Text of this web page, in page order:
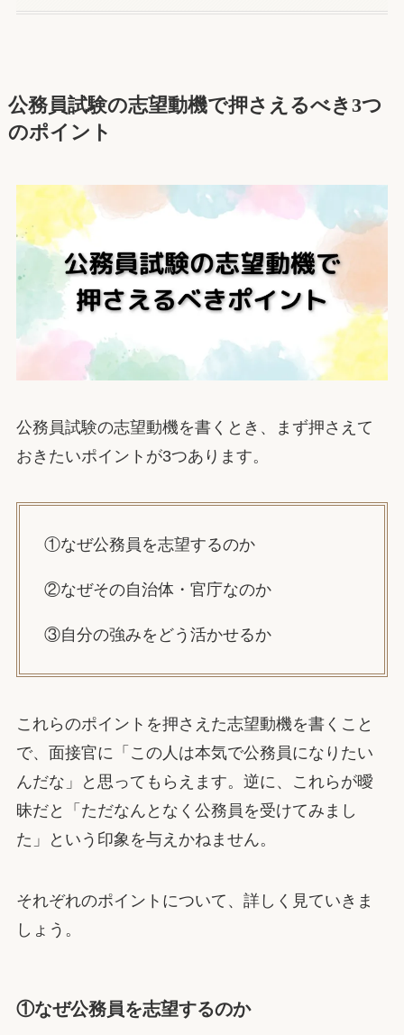
公務員試験の志望動機で押さえるべき3つ
のポイント
公務員試験の志望動機を書くとき、まず押さえて
おきたいポイントが3つあります。
①なぜ公務員を志望するのか
②なぜその自治体・官庁なのか
③自分の強みをどう活かせるか
これらのポイントを押さえた志望動機を書くこと
で、面接官に「この人は本気で公務員になりたい
んだな」と思ってもらえます。逆に、これらが曖
昧だと「ただなんとなく公務員を受けてみまし
た」という印象を与えかねません。
それぞれのポイントについて、詳しく見ていきま
しょう。
①なぜ公務員を志望するのか